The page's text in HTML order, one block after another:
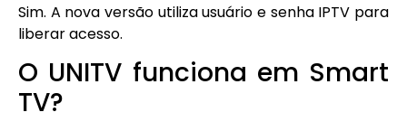
Sim. A nova versão utiliza usuário e senha IPTV para
liberar acesso.
O UNITV funciona em Smart
TV?